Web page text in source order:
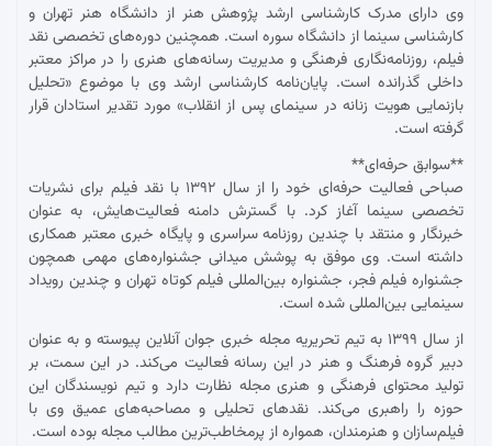
وی دارای مدرک کارشناسی ارشد پژوهش هنر از دانشگاه هنر تهران و
کارشناسی سینما از دانشگاه سوره است. همچنین دوره‌های تخصصی نقد
فیلم، روزنامه‌نگاری فرهنگی و مدیریت رسانه‌های هنری را در مراکز معتبر
داخلی گذرانده است. پایان‌نامه کارشناسی ارشد وی با موضوع «تحلیل
بازنمایی هویت زنانه در سینمای پس از انقلاب» مورد تقدیر استادان قرار
گرفته است.
**سوابق حرفه‌ای**
صباحی فعالیت حرفه‌ای خود را از سال ۱۳۹۲ با نقد فیلم برای نشریات
تخصصی سینما آغاز کرد. با گسترش دامنه فعالیت‌هایش، به عنوان
خبرنگار و منتقد با چندین روزنامه سراسری و پایگاه خبری معتبر همکاری
داشته است. وی موفق به پوشش میدانی جشنواره‌های مهمی همچون
جشنواره فیلم فجر، جشنواره بین‌المللی فیلم کوتاه تهران و چندین رویداد
سینمایی بین‌المللی شده است.
از سال ۱۳۹۹ به تیم تحریریه مجله خبری جوان آنلاین پیوسته و به عنوان
دبیر گروه فرهنگ و هنر در این رسانه فعالیت می‌کند. در این سمت، بر
تولید محتوای فرهنگی و هنری مجله نظارت دارد و تیم نویسندگان این
حوزه را راهبری می‌کند. نقدهای تحلیلی و مصاحبه‌های عمیق وی با
فیلم‌سازان و هنرمندان، همواره از پرمخاطب‌ترین مطالب مجله بوده است.